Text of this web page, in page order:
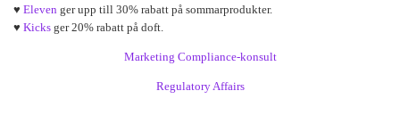
♥ Eleven ger upp till 30% rabatt på sommarprodukter.
♥ Kicks ger 20% rabatt på doft.
Marketing Compliance-konsult
Regulatory Affairs